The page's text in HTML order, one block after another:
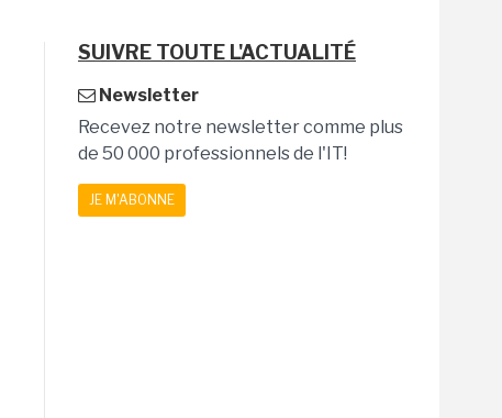
SUIVRE TOUTE L'ACTUALITÉ
Newsletter
Recevez notre newsletter comme plus
de 50 000 professionnels de l'IT!
JE M'ABONNE